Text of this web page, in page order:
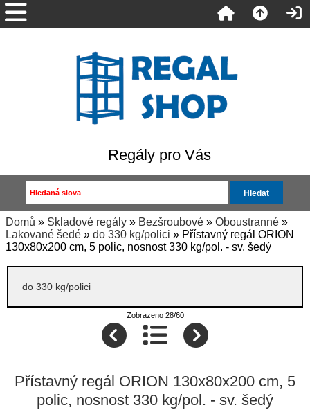
Regály pro Vás
Domů » Skladové regály » Bezšroubové » Oboustranné »
Lakované šedé » do 330 kg/polici » Přístavný regál ORION
130x80x200 cm, 5 polic, nosnost 330 kg/pol. - sv. šedý
do 330 kg/polici
Zobrazeno 28/60
Přístavný regál ORION 130x80x200 cm, 5
polic, nosnost 330 kg/pol. - sv. šedý